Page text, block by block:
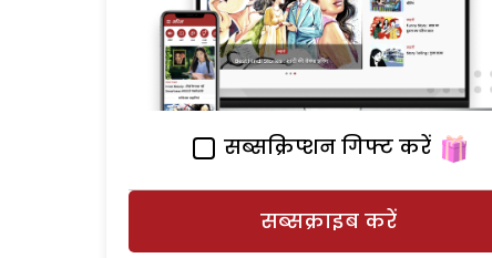
सब्सक्रिप्शन गिफ्ट करें
सब्सक्राइब करें